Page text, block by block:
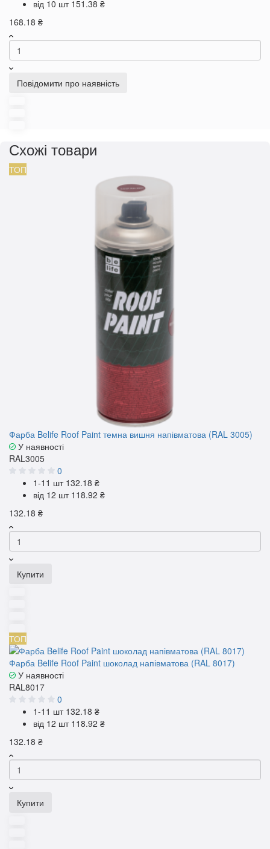
від 10 шт 151.38 ₴
168.18 ₴
Повідомити про наявність
Схожі товари
ТОП
Фарба Belife Roof Paint темна вишня напівматова (RAL 3005)
У наявності
RAL3005
0
1-11 шт 132.18 ₴
від 12 шт 118.92 ₴
132.18 ₴
Купити
ТОП
Фарба Belife Roof Paint шоколад напівматова (RAL 8017)
У наявності
RAL8017
0
1-11 шт 132.18 ₴
від 12 шт 118.92 ₴
132.18 ₴
Купити